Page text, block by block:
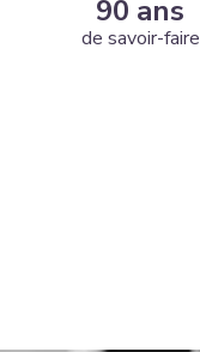
90 ans
de savoir-faire